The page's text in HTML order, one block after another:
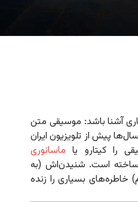
آشنا باشد: موسیقی متن
پیش از تلویزیون ایران
را کیتارو یا ماسانوری
ساخته است. شنیدن‌اش (به
بسیاری را زنده